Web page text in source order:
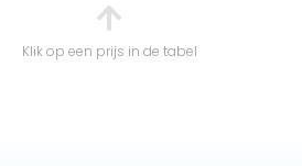
Klik op een prijs in de tabel